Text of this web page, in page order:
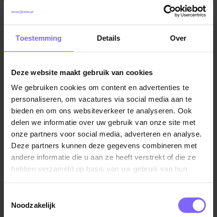
Toestemming Details Over
Deze website maakt gebruik van cookies
We gebruiken cookies om content en advertenties te
personaliseren, om vacatures via social media aan te
bieden en om ons websiteverkeer te analyseren. Ook
delen we informatie over uw gebruik van onze site met
onze partners voor social media, adverteren en analyse.
Deze partners kunnen deze gegevens combineren met
andere informatie die u aan ze heeft verstrekt of die ze
hebben verzameld op basis van uw gebruik van hun
Noodzakelijk
Vandaag ben je vroeg uit de veren want jij opent de
locatie samen met een collega. Al vroeg staan de
eerste ouders en hun kinderen op de stoep. Jij zorgt
lezen van boekjes. Het is vandaag een stralende dag
frisse neus te halen! Zowel de baby’s als de oudere
kindjes genieten van het buitenspelen en het zonnetje.
De eerste slaapjes zijn hierna een feit. De middag
bestaat die dag uit knutselen en nog meer
buitenspelen want van de zon moet je genieten! Einde
middag komen er kinderen bij je zitten. “Juf wat gaan
we morgen doen? Ik heb er zo’n zin in!” Dit roept bij
Wij zijn Spring. Jij ook?